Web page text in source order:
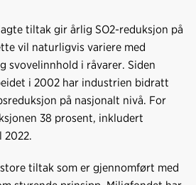
tiltak gir årlig SO2-reduksjon på
vil naturligvis variere med
svovelinnhold i råvarer. Siden
i 2002 har industrien bidratt
på nasjonalt nivå. For
38 prosent, inkludert
2022.
tiltak som er gjennomført med